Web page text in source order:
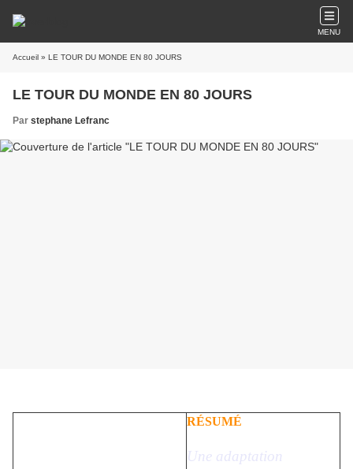
MENU
Accueil » LE TOUR DU MONDE EN 80 JOURS
LE TOUR DU MONDE EN 80 JOURS
Par stephane Lefranc
RÉSUMÉ
Une adaptation